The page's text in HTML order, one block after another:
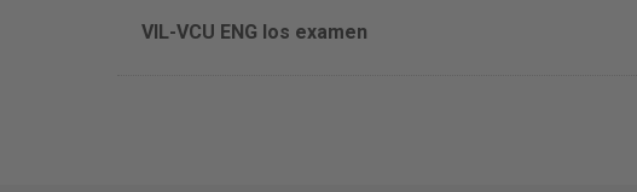
VIL-VCU ENG los examen